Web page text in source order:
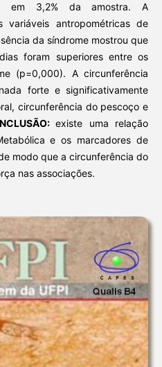
em 3,2% da amostra. A
variáveis antropométricas de
da síndrome mostrou que
foram superiores entre os
(p=0,000). A circunferência
forte e significativamente
circunferência do pescoço e
existe uma relação
e os marcadores de
modo que a circunferência do
nas associações.